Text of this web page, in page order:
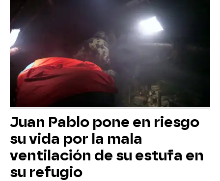
Juan Pablo pone en riesgo
su vida por la mala
ventilación de su estufa en
su refugio